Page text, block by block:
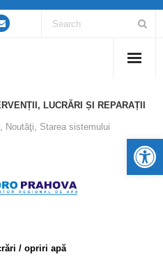
LUCRĂRI ȘI REPARAȚII
, Noutăţi, Starea sistemului
/ opriri apă